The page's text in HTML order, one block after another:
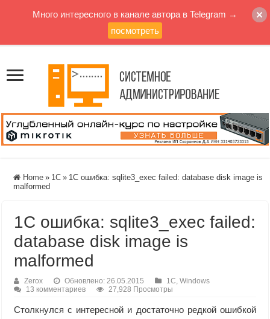
Home » 1C » 1C ошибка: sqlite3_exec failed: database disk image is
malformed
1C ошибка: sqlite3_exec failed:
database disk image is
malformed
Zerox Обновлено: 26.05.2015 1C,Windows
13 комментариев
27,928 Просмотры
Столкнулся с интересной и достаточно редкой ошибкой
Много интересного в канале автора в Telegram →
посмотреть